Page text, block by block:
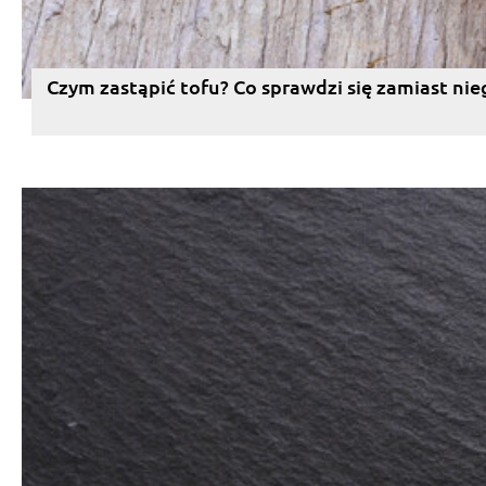
Czym zastąpić tofu? Co sprawdzi się zamiast